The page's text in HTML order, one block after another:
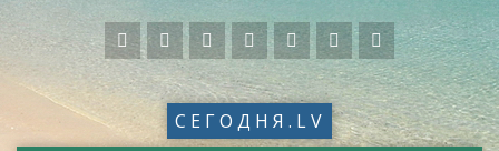
СЕГОДНЯ.LV